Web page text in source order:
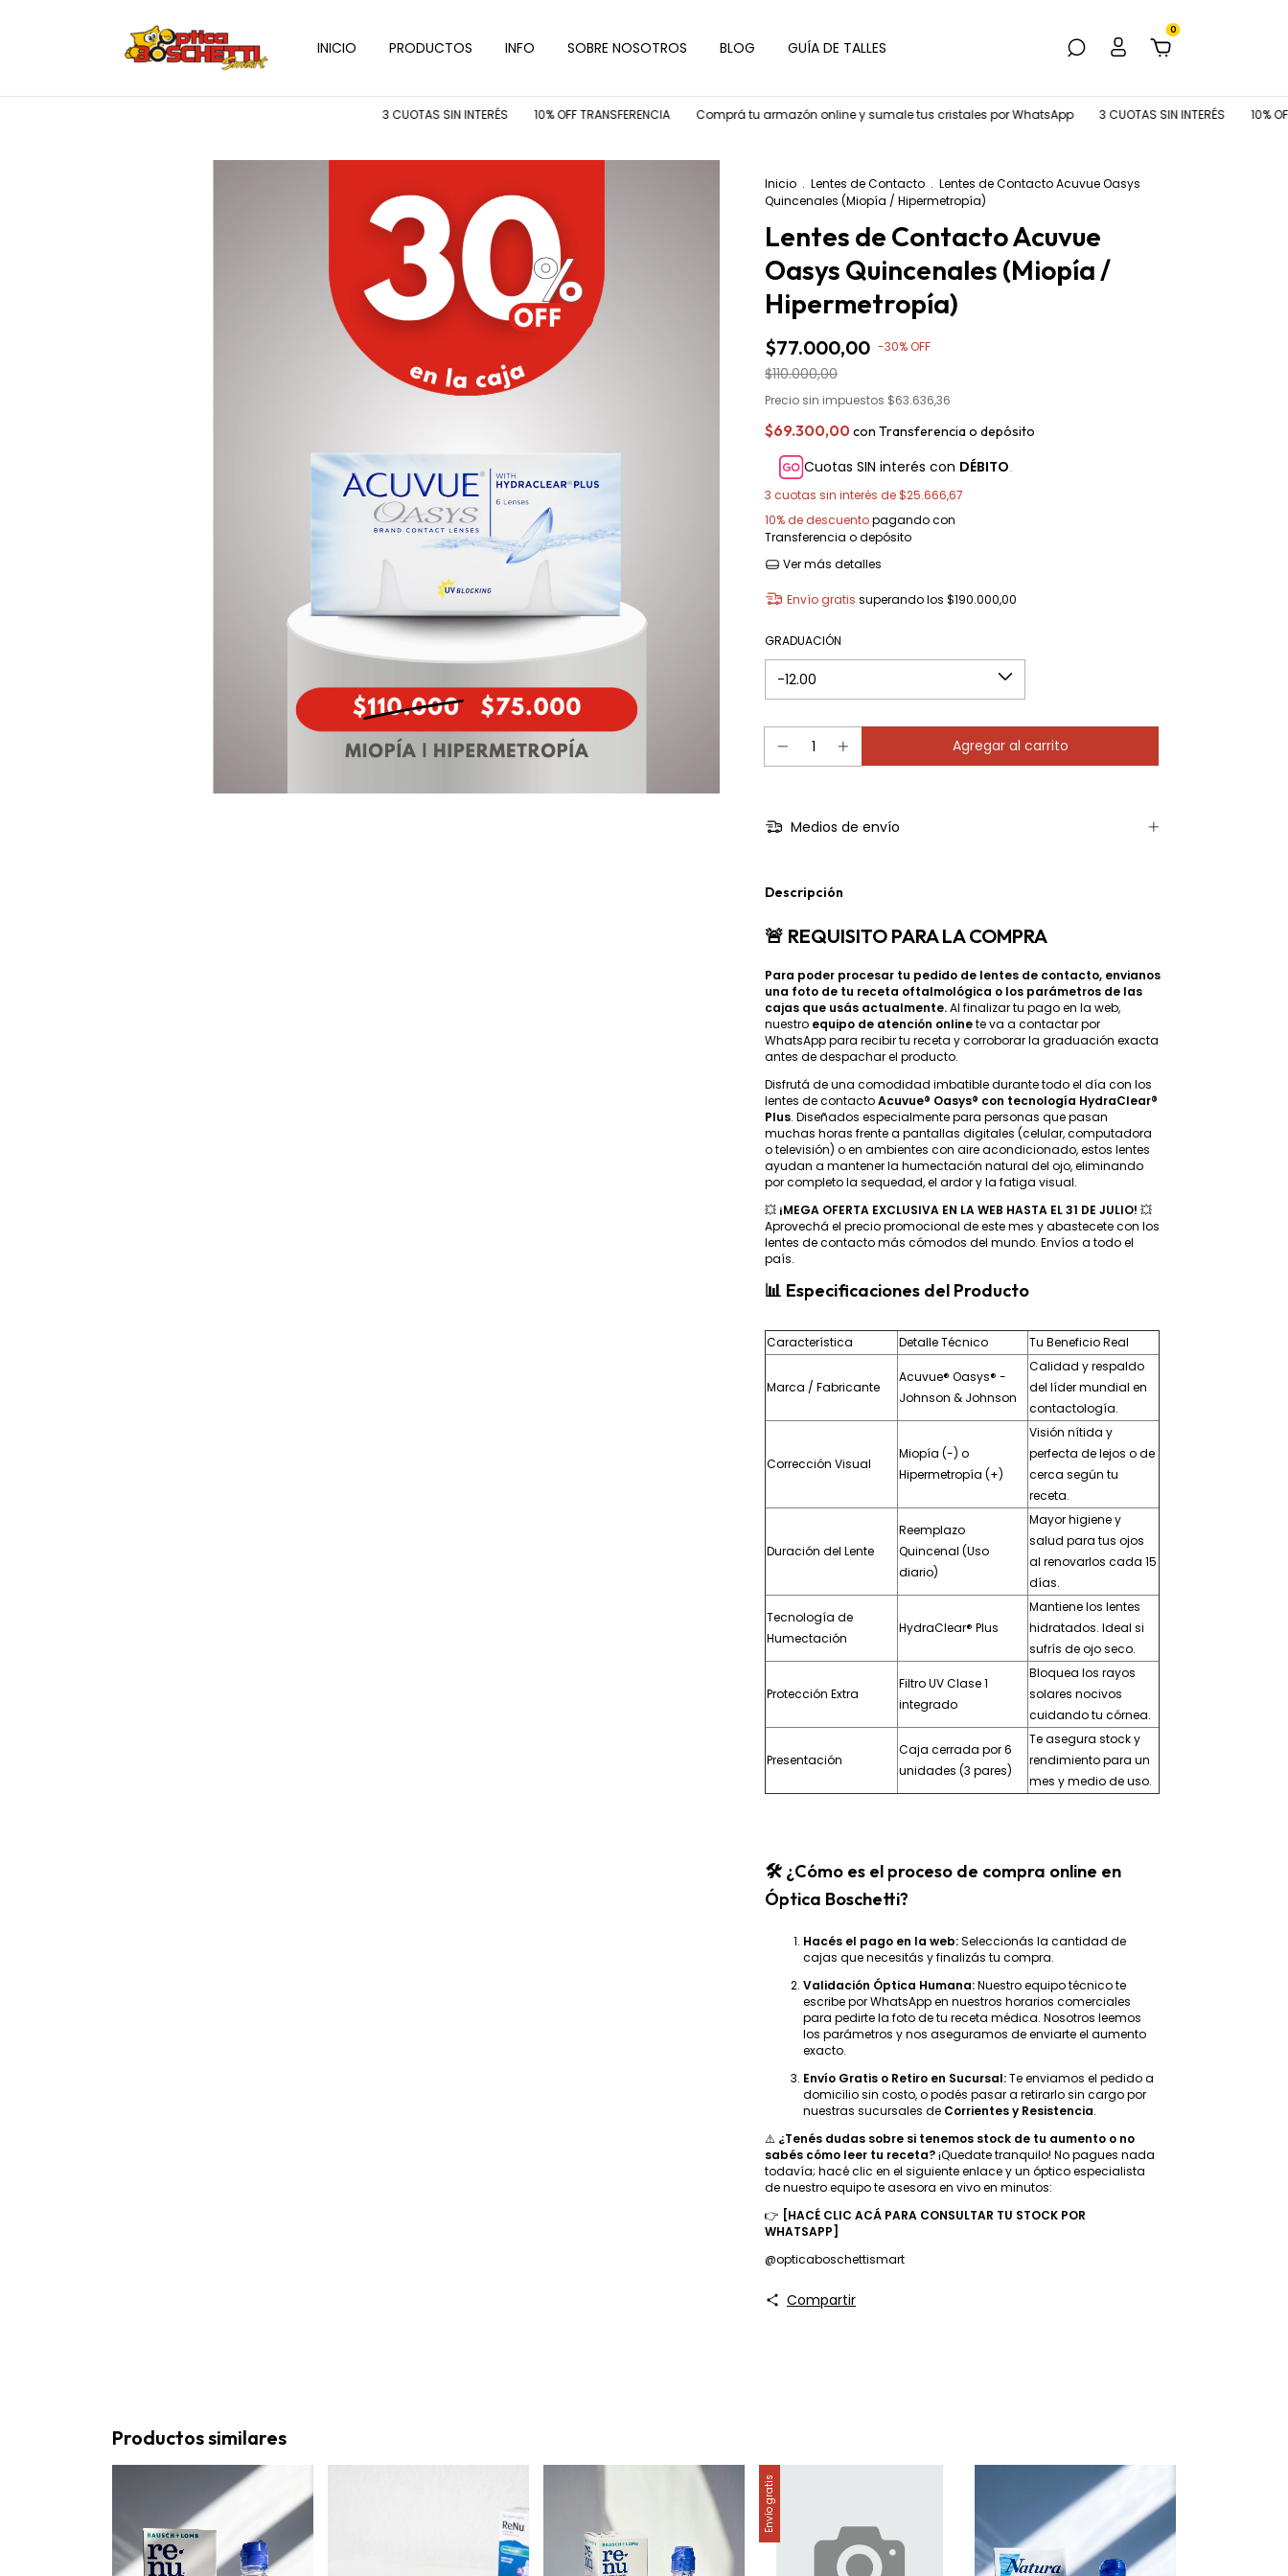
INICIO PRODUCTOS INFO SOBRE NOSOTROS BLOG GUÍA DE TALLES
0
3 CUOTAS SIN INTERÉS 10% OFF TRANSFERENCIA Comprá tu armazón online y sumale tus cristales por WhatsApp 3 CUOTAS SIN INTERÉS 10% OFF
Inicio . Lentes de Contacto . Lentes de Contacto Acuvue Oasys
Quincenales (Miopía / Hipermetropía)
Lentes de Contacto Acuvue
Oasys Quincenales (Miopía /
Hipermetropía)
$77.000,00 -30%OFF
$110.000,00
Precio sin impuestos $63.636,36
$69.300,00con Transferencia o depósito
Cuotas SIN interés con DÉBITO
3 cuotas sin interés de$25.666,67
10% de descuentopagando con
Transferencia o depósito
Ver más detalles
Envío gratis superando los $190.000,00
GRADUACIÓN
Medios de envío
Descripción
🚨 REQUISITO PARA LA COMPRA
Para poder procesar tu pedido de lentes de contacto, envianos
una foto de tu receta oftalmológica o los parámetros de las
cajas que usás actualmente.Al finalizar tu pago en la web,
nuestro equipo de atención onlinete va a contactar por
WhatsApp para recibir tu receta y corroborar la graduación exacta
antes de despachar el producto.
Disfrutá de una comodidad imbatible durante todo el día con los
lentes de contactoAcuvue® Oasys® con tecnología HydraClear®
Plus. Diseñados especialmente para personas que pasan
muchas horas frente a pantallas digitales (celular, computadora
o televisión) o en ambientes con aire acondicionado, estos lentes
ayudan a mantener la humectación natural del ojo, eliminando
por completo la sequedad, el ardor y la fatiga visual.
💥 ¡MEGA OFERTA EXCLUSIVA EN LA WEB HASTA EL 31 DE JULIO! 💥
Aprovechá el precio promocional de este mes y abastecete con los
lentes de contacto más cómodos del mundo. Envíos a todo el
país.
📊 Especificaciones del Producto
Característica Detalle Técnico Tu Beneficio Real
Marca / Fabricante
Acuvue® Oasys® -
Johnson & Johnson
Calidad y respaldo
del líder mundial en
contactología.
Corrección Visual
Miopía (-) o
Hipermetropía (+)
Visión nítida y
perfecta de lejos o de
cerca según tu
receta.
Duración del Lente
Reemplazo
Quincenal (Uso
diario)
Mayor higiene y
salud para tus ojos
al renovarlos cada 15
días.
Tecnología de
Humectación
HydraClear® Plus
Mantiene los lentes
hidratados. Ideal si
sufrís de ojo seco.
Protección Extra
Filtro UV Clase 1
integrado
Bloquea los rayos
solares nocivos
cuidando tu córnea.
Presentación
Caja cerrada por 6
unidades (3 pares)
Te asegura stock y
rendimiento para un
mes y medio de uso.
🛠️ ¿Cómo es el proceso de compra online en
Óptica Boschetti?
Hacés el pago en la web:Seleccionás la cantidad de
cajas que necesitás y finalizás tu compra.
Validación Óptica Humana:Nuestro equipo técnico te
escribe por WhatsApp en nuestros horarios comerciales
para pedirte la foto de tu receta médica. Nosotros leemos
los parámetros y nos aseguramos de enviarte el aumento
exacto.
Envío Gratis o Retiro en Sucursal:Te enviamos el pedido a
domicilio sin costo, o podés pasar a retirarlo sin cargo por
nuestras sucursales de Corrientes y Resistencia.
⚠️ ¿Tenés dudas sobre si tenemos stock de tu aumento o no
sabés cómo leer tu receta?¡Quedate tranquilo! No pagues nada
todavía; hacé clic en el siguiente enlace y un óptico especialista
de nuestro equipo te asesora en vivo en minutos:
👉 [HACÉ CLIC ACÁ PARA CONSULTAR TU STOCK POR
WHATSAPP]
@opticaboschettismart
Compartir
Productos similares
Envío gratis